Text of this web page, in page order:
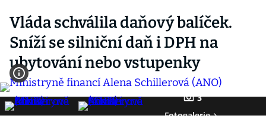
Vláda schválila daňový balíček.
Sníží se silniční daň i DPH na
ubytování nebo vstupenky
3
Fotogalerie